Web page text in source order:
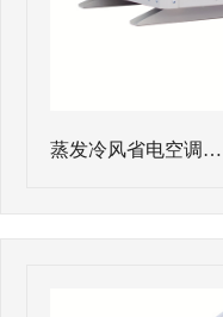
蒸发冷风省电空调…